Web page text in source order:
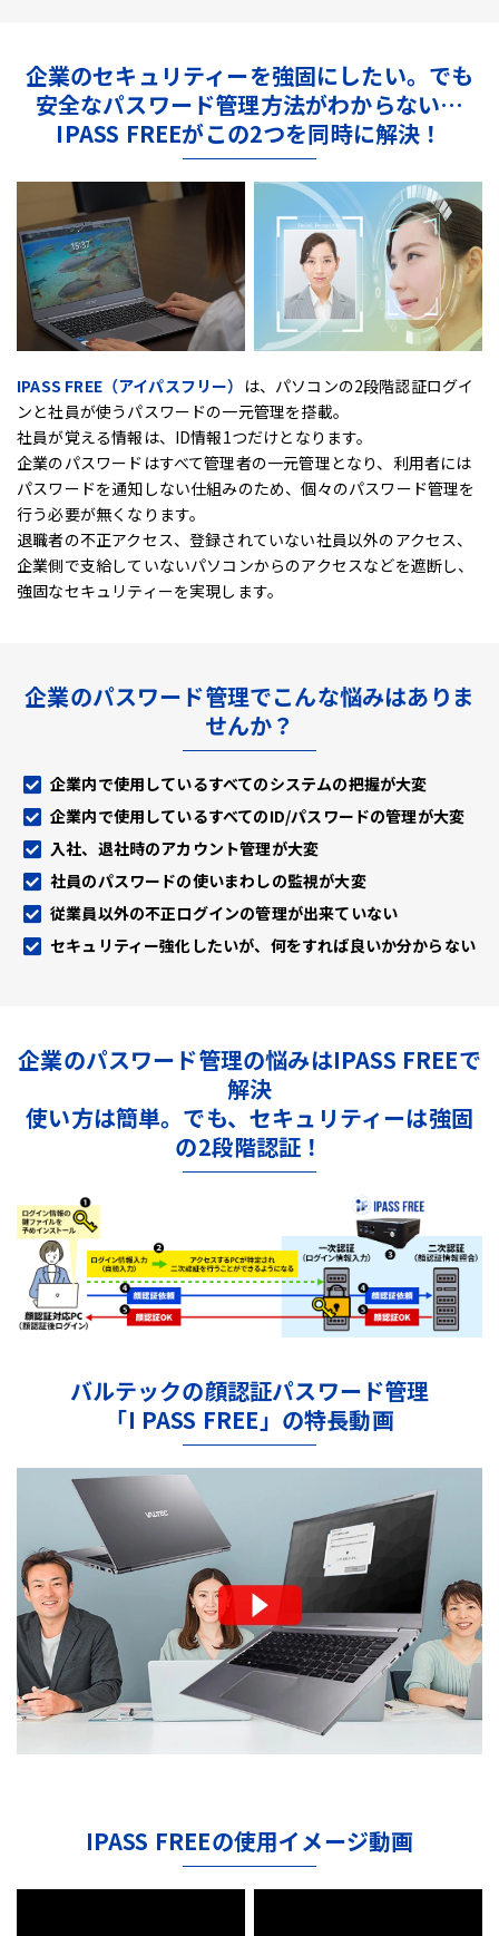
企業のセキュリティーを強固にしたい。 でも
安全なパスワード管理方法がわからない…
IPASS FREEがこの2つを同時に解決！
IPASS FREE（アイパスフリー） は、 パソコンの2段階認証ログイ
ンと社員が使うパスワードの一元管理を搭載。
社員が覚える情報は、ID情報1つだけとなります。
企業のパスワードはすべて管理者の一元管理となり、利用者には
パスワードを通知しない仕組みのため、個々のパスワード管理を
行う必要が無くなります。
退職者の不正アクセス、登録されていない社員以外のアクセス、
企業側で支給していないパソコンからのアクセスなどを遮断し、
強固なセキュリティーを実現します。
企業のパスワード管理でこんな悩みはありま
せんか？
企業内で使用しているすべてのシステムの把握が大変
企業内で使用しているすべてのID/パスワードの管理が大変
入社、退社時のアカウント管理が大変
社員のパスワードの使いまわしの監視が大変
従業員以外の不正ログインの管理が出来ていない
セキュリティー強化したいが、何をすれば良いか分からない
企業のパスワード管理の悩みはIPASS FREEで
解決
使い方は簡単。でも、セキュリティーは強固
の2段階認証！
バルテックの顔認証パスワード管理
「I PASS FREE」の特長動画
IPASS FREEの使用イメージ動画